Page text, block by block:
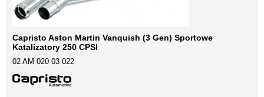
Capristo Aston Martin Vanquish (3 Gen) Sportowe
Katalizatory 250 CPSI
02 AM 020 03 022